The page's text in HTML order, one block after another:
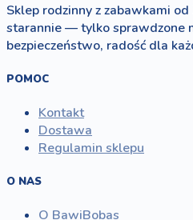
Sklep rodzinny z zabawkami
starannie — tylko sprawdzone
bezpieczeństwo, radość dla
POMOC
Kontakt
Dostawa
Regulamin sklepu
O NAS
O BawiBobas